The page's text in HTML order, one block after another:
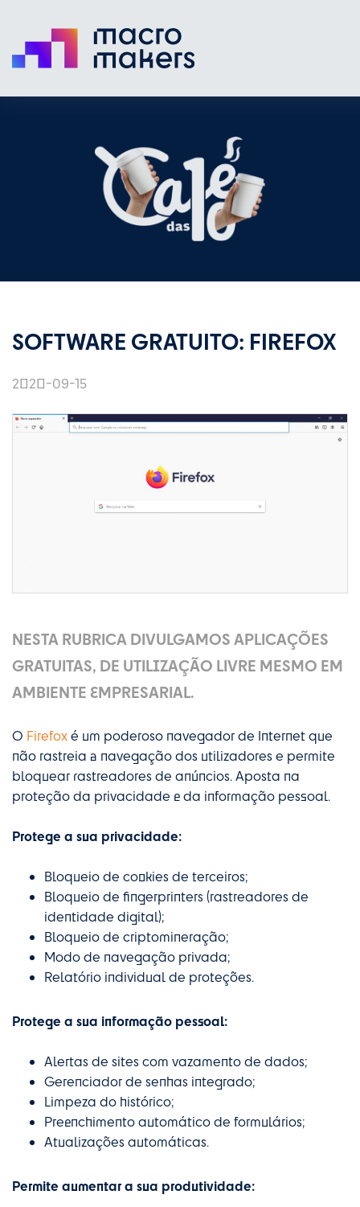
SOFTWARE GRATUITO: FIREFOX
2020-09-15
NESTA RUBRICA DIVULGAMOS APLICAÇÕES
GRATUITAS, DE UTILIZAÇÃO LIVRE MESMO EM
AMBIENTE EMPRESARIAL.
O Firefoxé um poderoso navegador de Internet que
não rastreia a navegação dos utilizadores e permite
bloquear rastreadores de anúncios. Aposta na
proteção da privacidade e da informação pessoal.
Protege a sua privacidade:
Bloqueio de cookies de terceiros;
Bloqueio de fingerprinters (rastreadores de
identidade digital);
Bloqueio de criptomineração;
Modo de navegação privada;
Relatório individual de proteções.
Protege a sua informação pessoal:
Alertas de sites com vazamento de dados;
Gerenciador de senhas integrado;
Limpeza do histórico;
Preenchimento automático de formulários;
Atualizações automáticas.
Permite aumentar a sua produtividade: